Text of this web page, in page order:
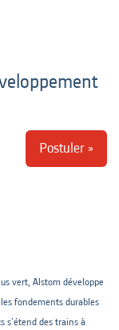
Postuler »
vert, Alstom développe
fondements durables
s'étend des trains à